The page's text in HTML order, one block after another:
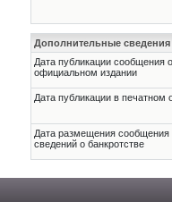
Дополнительные сведения
Дата публикации сообщения
официальном издании
Дата публикации в печатном
Дата размещения
сведений о банкротстве